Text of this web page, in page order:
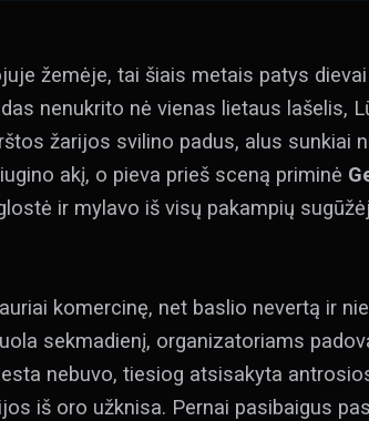
žemėje, tai šiais metais patys
nenukrito nė vienas lietaus lašelis,
žarijos svilino padus, alus sunkiai
akį, o pieva prieš sceną priminė
ir mylavo iš visų pakampių
komercinę, net baslio nevertą ir
sekmadienį, organizatoriams
nebuvo, tiesiog atsisakyta
iš oro užknisa. Pernai pasibaigus